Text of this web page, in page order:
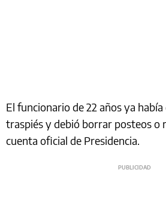
El funcionario de 22 años ya
traspiés y debió borrar posteos o
cuenta oficial de Presidencia.